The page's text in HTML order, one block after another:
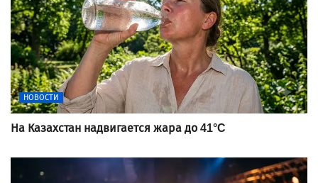
НОВОСТИ
На Казахстан надвигается жара до 41°C